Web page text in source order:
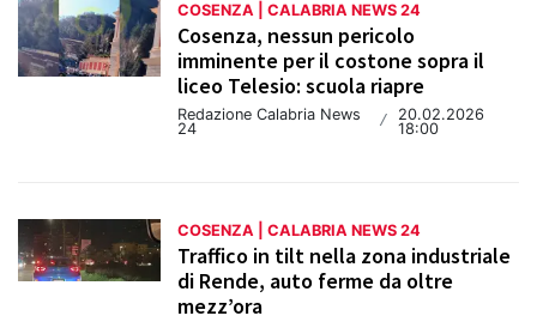
COSENZA | CALABRIA NEWS 24
Cosenza, nessun pericolo
imminente per il costone sopra il
liceo Telesio: scuola riapre
Redazione Calabria News
24
/
20.02.2026
18:00
COSENZA | CALABRIA NEWS 24
Traffico in tilt nella zona industriale
di Rende, auto ferme da oltre
mezz’ora